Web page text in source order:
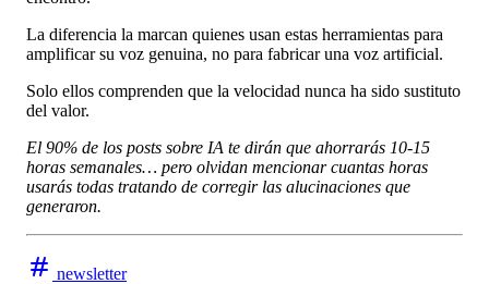
La diferencia la marcan quienes usan estas herramientas para
amplificar su voz genuina, no para fabricar una voz artificial.
Solo ellos comprenden que la velocidad nunca ha sido sustituto
del valor.
El 90% de los posts sobre IA te dirán que ahorrarás 10-15
horas semanales… pero olvidan mencionar cuantas horas
usarás todas tratando de corregir las alucinaciones que
generaron.
newsletter